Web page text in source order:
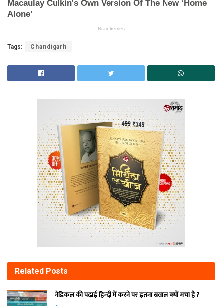
Tags: Chandigarh
Related Posts
मेडिकल की पढ़ाई हिन्‍दी में करने पर इतना बवाल क्‍यों मचा है ?